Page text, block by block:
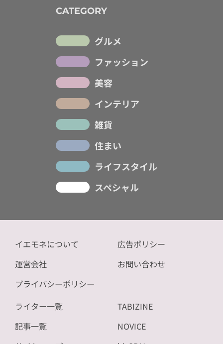
CATEGORY
グルメ
ファッション
美容
インテリア
雑貨
住まい
ライフスタイル
スペシャル
イエモネについて
運営会社
プライバシーポリシー
広告ポリシー
お問い合わせ
ライター一覧
記事一覧
TABIZINE
NOVICE